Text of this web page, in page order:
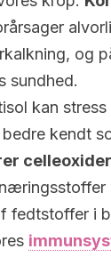
og
sundhed.
kan
kendt
fedtstoffer i